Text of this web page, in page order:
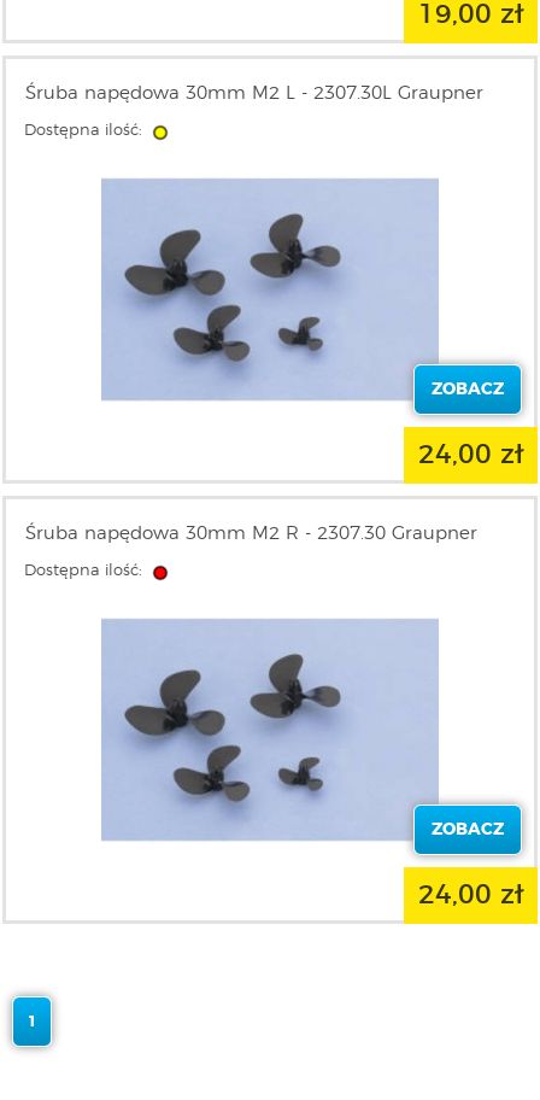
19,00 zł
Śruba napędowa 30mm M2 L - 2307.30L Graupner
Dostępna ilość:
ZOBACZ
24,00 zł
Śruba napędowa 30mm M2 R - 2307.30 Graupner
Dostępna ilość:
ZOBACZ
24,00 zł
1